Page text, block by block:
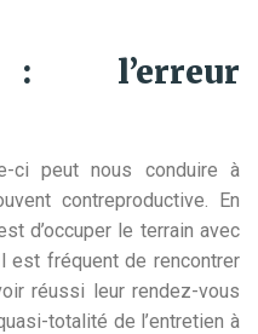
: l’erreur
ci peut nous conduire à
contreproductive. En
d’occuper le terrain avec
est fréquent de rencontrer
réussi leur rendez-vous
totalité de l’entretien à